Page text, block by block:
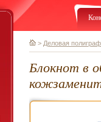
> Деловая
Блокнот в